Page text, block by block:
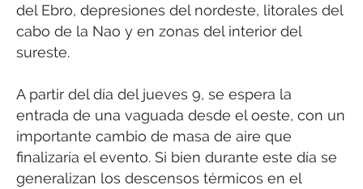
del Ebro, depresiones del nordeste, litorales del
cabo de la Nao y en zonas del interior del
sureste.
A partir del día del jueves 9, se espera la
entrada de una vaguada desde el oeste, con un
importante cambio de masa de aire que
finalizaría el evento. Si bien durante este día se
generalizan los descensos térmicos en el